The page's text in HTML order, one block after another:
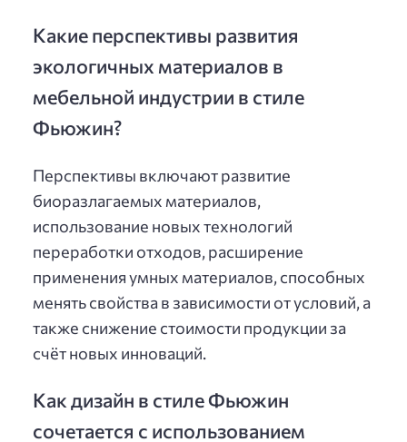
Какие перспективы развития
экологичных материалов в
мебельной индустрии в стиле
Фьюжин?
Перспективы включают развитие
биоразлагаемых материалов,
использование новых технологий
переработки отходов, расширение
применения умных материалов, способных
менять свойства в зависимости от условий, а
также снижение стоимости продукции за
счёт новых инноваций.
Как дизайн в стиле Фьюжин
сочетается с использованием